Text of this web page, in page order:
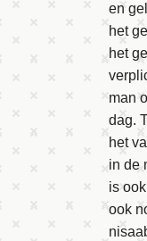
en
het
het
man
dag.
het
in de
is
ook